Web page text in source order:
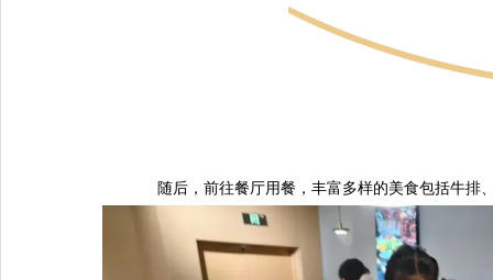
随后，前往餐厅用餐，丰富多样的美食包括牛排